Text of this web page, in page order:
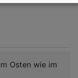
Osten wie im